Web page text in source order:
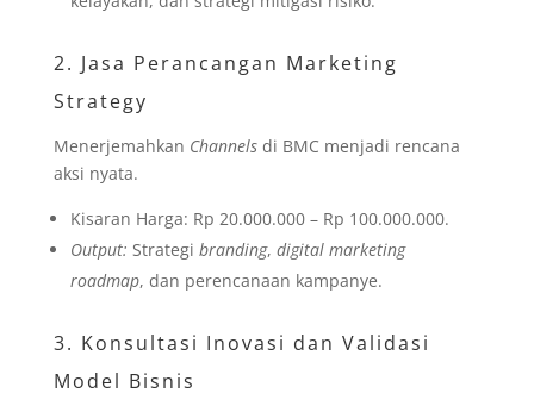
2. Jasa Perancangan Marketing
Strategy
Menerjemahkan Channelsdi BMC menjadi rencana
aksi nyata.
Kisaran Harga: Rp 20.000.000 – Rp 100.000.000.
Output: Strategi branding, digital marketing
roadmap, dan perencanaan kampanye.
3. Konsultasi Inovasi dan Validasi
Model Bisnis